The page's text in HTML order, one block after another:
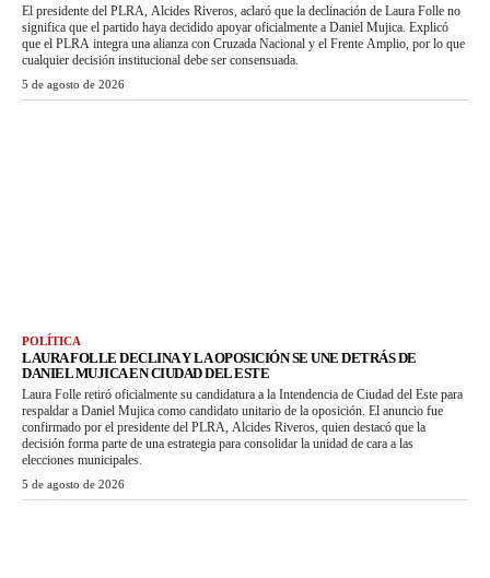
El presidente del PLRA, Alcides Riveros, aclaró que la declinación de Laura Folle no
significa que el partido haya decidido apoyar oficialmente a Daniel Mujica. Explicó
que el PLRA integra una alianza con Cruzada Nacional y el Frente Amplio, por lo que
cualquier decisión institucional debe ser consensuada.
5 de agosto de 2026
POLÍTICA
LAURA FOLLE DECLINA Y LA OPOSICIÓN SE UNE DETRÁS DE
DANIEL MUJICA EN CIUDAD DEL ESTE
Laura Folle retiró oficialmente su candidatura a la Intendencia de Ciudad del Este para
respaldar a Daniel Mujica como candidato unitario de la oposición. El anuncio fue
confirmado por el presidente del PLRA, Alcides Riveros, quien destacó que la
decisión forma parte de una estrategia para consolidar la unidad de cara a las
elecciones municipales.
5 de agosto de 2026